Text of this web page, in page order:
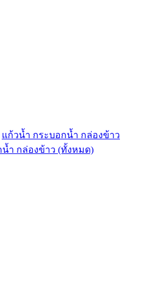
แก้วน้ำ กระบอกน้ำ กล่องข้าว
ำ กล่องข้าว (ทั้งหมด)